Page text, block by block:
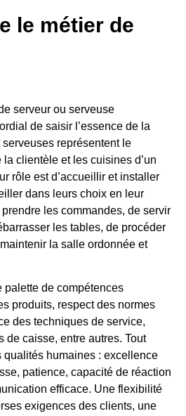
le métier de
serveur ou serveuse
de saisir l’essence de la
représentent le
clientèle et les cuisines d’un
rôle est d’accueillir et installer
dans leurs choix en leur
les commandes, de servir
les tables, de procéder
la salle ordonnée et
palette de compétences
produits, respect des normes
des techniques de service,
de caisse, entre autres. Tout
humaines : excellence
patience, capacité de réaction
efficace. Une flexibilité
exigences des clients, une